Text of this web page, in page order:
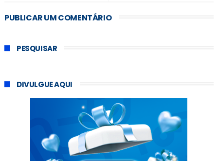
PUBLICAR UM COMENTÁRIO
PESQUISAR
DIVULGUE AQUI